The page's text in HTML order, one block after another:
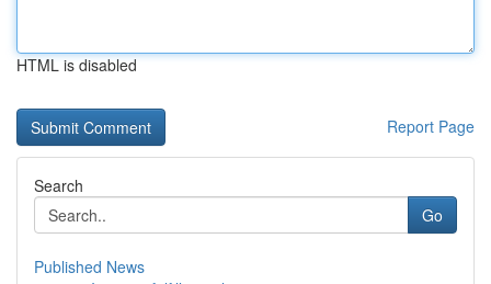
HTML is disabled
Report Page
Search
Go
Published News